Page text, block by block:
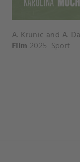
Film 2025 Sport